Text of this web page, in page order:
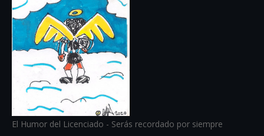
El Humor del Licenciado - Serás recordado por siempre